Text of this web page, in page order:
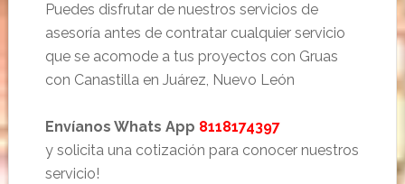
Puedes disfrutar de nuestros servicios de
asesoría antes de contratar cualquier servicio
que se acomode a tus proyectos con Gruas
con Canastilla en Juárez, Nuevo León
Envíanos Whats App 8118174397
y solicita una cotización para conocer nuestros
servicio!